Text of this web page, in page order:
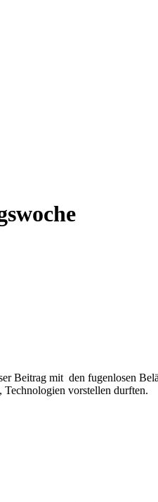
Beitrag mit den fugenlosen
Technologien vorstellen durften.